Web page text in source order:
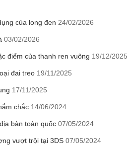
của long đen 24/02/2026
03/02/2026
điểm của thanh ren vuông 19/12/2025
đai treo 19/11/2025
17/11/2025
chắc 14/06/2024
bàn toàn quốc 07/05/2024
vượt trội tại 3DS 07/05/2024